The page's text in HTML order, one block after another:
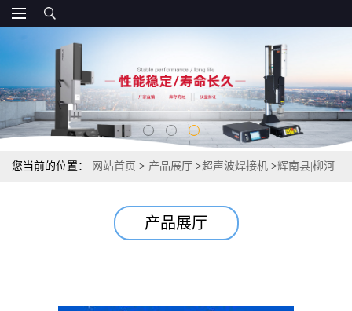
您当前的位置： 网站首页 > 产品展厅 >超声波焊接机 >辉南县|柳河
产品展厅